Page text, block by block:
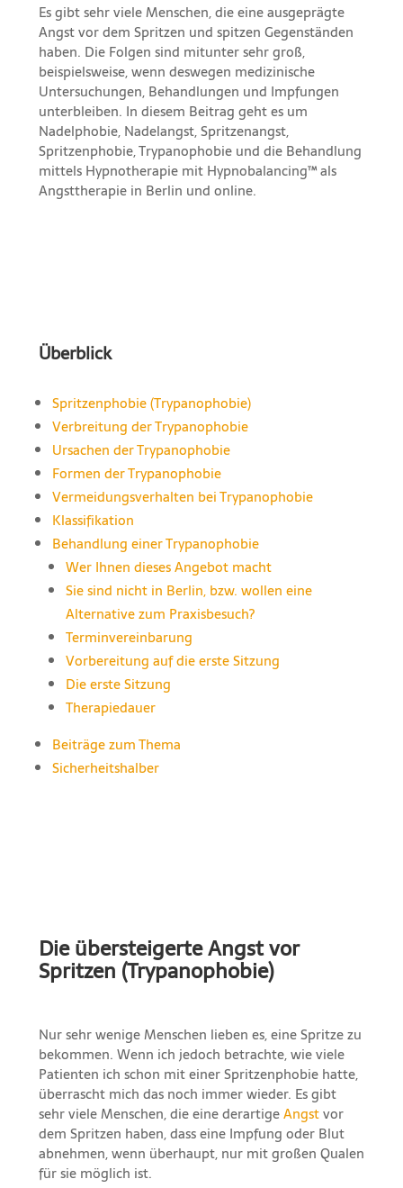
Es gibt sehr viele Menschen, die eine ausgeprägte
Angst vor dem Spritzen und spitzen Gegenständen
haben. Die Folgen sind mitunter sehr groß,
beispielsweise, wenn deswegen medizinische
Untersuchungen, Behandlungen und Impfungen
unterbleiben. In diesem Beitrag geht es um
Nadelphobie, Nadelangst, Spritzenangst,
Spritzenphobie, Trypanophobie und die Behandlung
mittels Hypnotherapie mit Hypnobalancing™ als
Angsttherapie in Berlin und online.
Überblick
Spritzenphobie (Trypanophobie)
Verbreitung der Trypanophobie
Ursachen der Trypanophobie
Formen der Trypanophobie
Vermeidungsverhalten bei Trypanophobie
Klassifikation
Behandlung einer Trypanophobie
Wer Ihnen dieses Angebot macht
Sie sind nicht in Berlin, bzw. wollen eine
Alternative zum Praxisbesuch?
Terminvereinbarung
Vorbereitung auf die erste Sitzung
Die erste Sitzung
Therapiedauer
Beiträge zum Thema
Sicherheitshalber
Die übersteigerte Angst vor
Spritzen (Trypanophobie)
Nur sehr wenige Menschen lieben es, eine Spritze zu
bekommen. Wenn ich jedoch betrachte, wie viele
Patienten ich schon mit einer Spritzenphobie hatte,
überrascht mich das noch immer wieder. Es gibt
sehr viele Menschen, die eine derartigeAngstvor
dem Spritzen haben, dass eine Impfung oder Blut
abnehmen, wenn überhaupt, nur mit großen Qualen
für sie möglich ist.